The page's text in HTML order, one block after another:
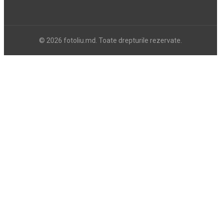
© 2026 fotoliu.md. Toate drepturile rezervate.